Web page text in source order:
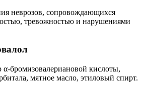
неврозов, сопровождающихся
тревожностью и нарушениями
бромизовалериановой кислоты,
мятное масло, этиловый спирт.